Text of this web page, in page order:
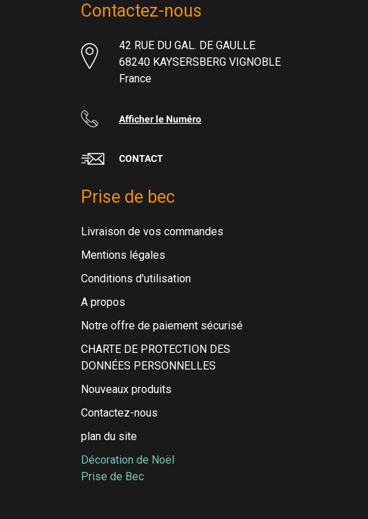
Contactez-nous
42 RUE DU GAL. DE GAULLE
68240 KAYSERSBERG VIGNOBLE
France
Afficher le Numéro
CONTACT
Prise de bec
Livraison de vos commandes
Mentions légales
Conditions d'utilisation
A propos
Notre offre de paiement sécurisé
CHARTE DE PROTECTION DES
DONNÉES PERSONNELLES
Nouveaux produits
Contactez-nous
plan du site
Décoration de Noël
Prise de Bec